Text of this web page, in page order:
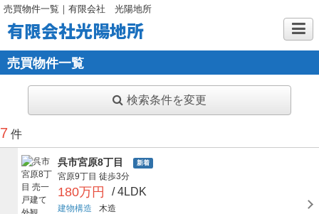
売買物件一覧｜有限会社 光陽地所
有限会社光陽地所
売買物件一覧
検索条件を変更
7 件
呉市宮原8丁目 新着
宮原9丁目 徒歩3分
180万円 / 4LDK
建物構造
木造